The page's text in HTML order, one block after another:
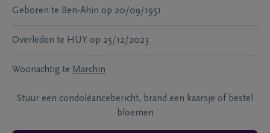
Geboren te Ben-Ahin op 20/09/1951
Overleden te HUY op 25/12/2023
Woonachtig te Marchin
Stuur een condoléancebericht, brand een kaarsje of bestel
bloemen